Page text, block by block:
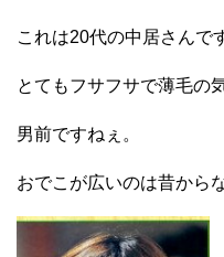
これは20代の中居さんで
とてもフサフサで薄毛の
男前ですねぇ。
おでこが広いのは昔から